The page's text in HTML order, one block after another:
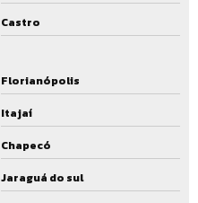
Castro
Florianópolis
Itajaí
Chapecó
Jaraguá do sul